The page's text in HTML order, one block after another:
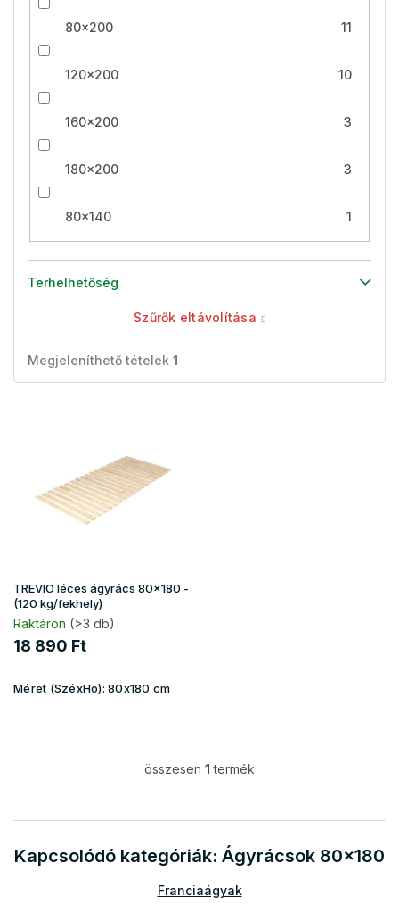
80x200 11
120x200 10
160x200 3
180x200 3
80x140 1
Terhelhetőség
Szűrők eltávolítása
Megjeleníthető tételek 1
i
s
t
á
a
TREVIO léces ágyrács 80x180 -
(120 kg/fekhely)
Raktáron (>3 db)
18 890 Ft
Méret (SzéxHo): 80x180 cm
L
t
a
i
á
összesen 1 termék
Kapcsolódó kategóriák: Ágyrácsok 80x180
Franciaágyak